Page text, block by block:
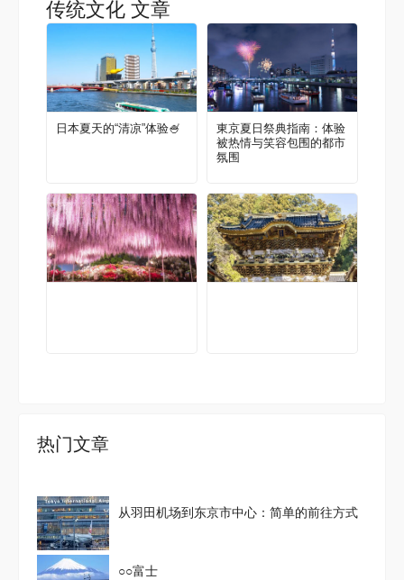
传统文化 文章
日本夏天的“清凉”体验🍧
東京夏日祭典指南：体验
被热情与笑容包围的都市
氛围
热门文章
从羽田机场到东京市中心：简单的前往方式
○○富士